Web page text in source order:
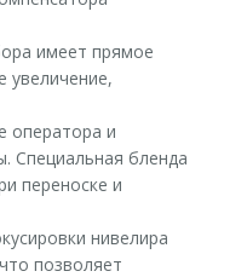
имеет прямое
увеличение,
оператора и
Специальная бленда
переноске и
нивелира
позволяет